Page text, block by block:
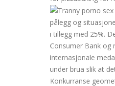
pålegg og
i tillegg med 25%.
Consumer Bank og
internasjonale
under brua slik at
Konkurranse